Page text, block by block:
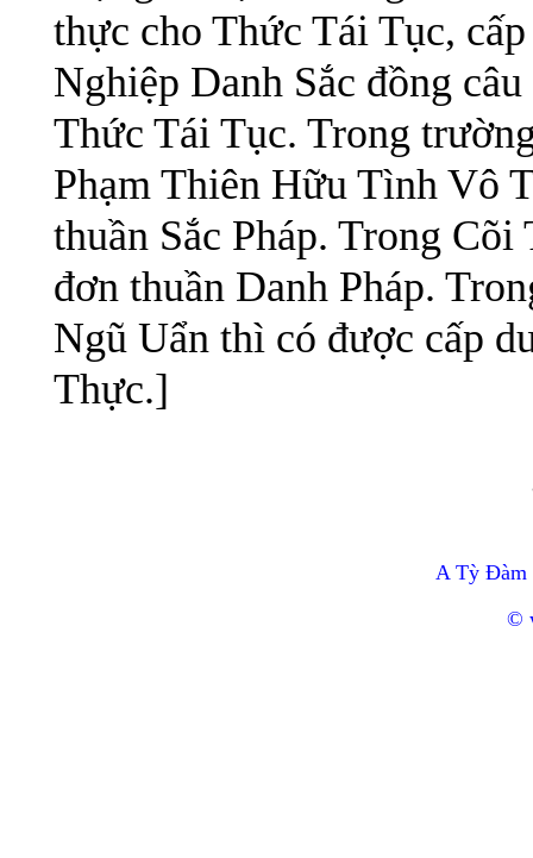
thực cho Thức Tái Tục,
Nghiệp Danh Sắc đồng
Thức Tái Tục. Trong
Phạm Thiên Hữu Tình Vô
thuần Sắc Pháp. Trong
đơn thuần Danh Pháp.
Ngũ Uẩn thì có được cấp
Thực.]
A Tỳ Đàm
©